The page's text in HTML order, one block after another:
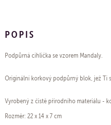
POPIS
Podpůrná cihlička se vzorem Mandaly.
Originální korkový podpůrný blok, jež
Vyrobený z čistě přírodního materiálu -
Rozměr: 22 x 14 x 7 cm